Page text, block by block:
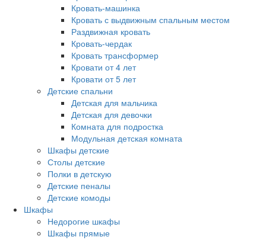
Кровать-машинка
Кровать с выдвижным спальным местом
Раздвижная кровать
Кровать-чердак
Кровать трансформер
Кровати от 4 лет
Кровати от 5 лет
Детские спальни
Детская для мальчика
Детская для девочки
Комната для подростка
Модульная детская комната
Шкафы детские
Столы детские
Полки в детскую
Детские пеналы
Детские комоды
Шкафы
Недорогие шкафы
Шкафы прямые